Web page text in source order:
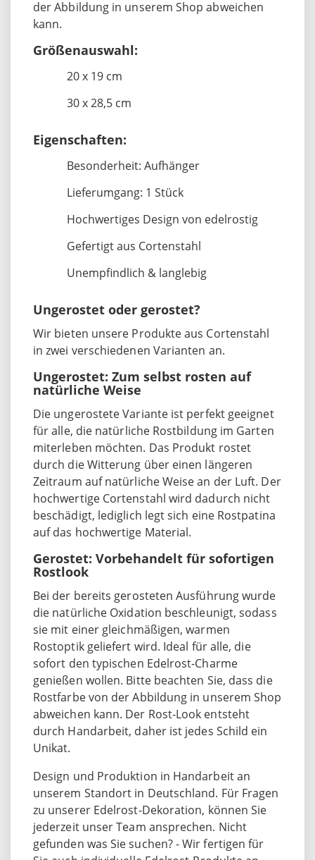
der Abbildung in unserem Shop abweichen
kann.
Größenauswahl:
20 x 19 cm
30 x 28,5 cm
Eigenschaften:
Besonderheit: Aufhänger
Lieferumgang: 1 Stück
Hochwertiges Design von edelrostig
Gefertigt aus Cortenstahl
Unempfindlich & langlebig
Ungerostet oder gerostet?
Wir bieten unsere Produkte aus Cortenstahl
in zwei verschiedenen Varianten an.
Ungerostet: Zum selbst rosten auf
natürliche Weise
Die ungerostete Variante ist perfekt geeignet
für alle, die natürliche Rostbildung im Garten
miterleben möchten. Das Produkt rostet
durch die Witterung über einen längeren
Zeitraum auf natürliche Weise an der Luft. Der
hochwertige Cortenstahl wird dadurch nicht
beschädigt, lediglich legt sich eine Rostpatina
auf das hochwertige Material.
Gerostet: Vorbehandelt für sofortigen
Rostlook
Bei der bereits gerosteten Ausführung wurde
die natürliche Oxidation beschleunigt, sodass
sie mit einer gleichmäßigen, warmen
Rostoptik geliefert wird. Ideal für alle, die
sofort den typischen Edelrost-Charme
genießen wollen. Bitte beachten Sie, dass die
Rostfarbe von der Abbildung in unserem Shop
abweichen kann. Der Rost-Look entsteht
durch Handarbeit, daher ist jedes Schild ein
Unikat.
Design und Produktion in Handarbeit an
unserem Standort in Deutschland. Für Fragen
zu unserer Edelrost-Dekoration, können Sie
jederzeit unser Team ansprechen. Nicht
gefunden was Sie suchen? - Wir fertigen für